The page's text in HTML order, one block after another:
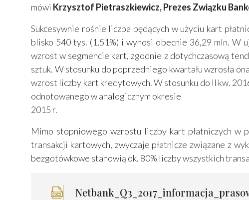
mówi Krzysztof Pietraszkiewicz, Prezes Związku
Sukcesywnie rośnie liczba będących w użyciu kart
blisko 540 tys. (1,51%) i wynosi obecnie 36,29 mln. W
wzrost w segmencie kart, zgodnie z dotychczasową
sztuk. W stosunku do poprzedniego kwartału wzrosła
wzrost liczby kart kredytowych. W stosunku do II kw.
odnotowanego w analogicznym okresie
2015 r.
Mimo stopniowego wzrostu liczby kart płatniczych w
transakcji kartowych, zwyczaje płatnicze związane z
bezgotówkowe stanowią ok. 80% liczby wszystkich